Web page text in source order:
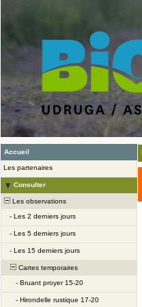
Accueil
Les partenaires
Consulter
Les observations
- Les 2 derniers jours
- Les 5 derniers jours
- Les 15 derniers jours
Cartes temporaires
- Bruant proyer 15-20
- Hirondelle rustique 17-20